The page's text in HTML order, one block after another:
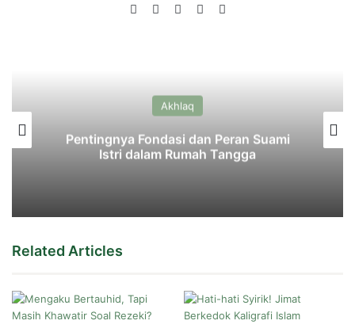
WebsiteFacebookLinkedInYouTube
Akhlaq
Pentingnya Fondasi dan Peran Suami
Istri dalam Rumah Tangga
Related Articles